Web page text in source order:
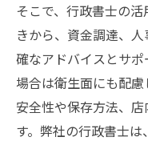
そこで、行政書士の
きから、資金調達、
確なアドバイスとサ
場合は衛生面にも配
安全性や保存方法、
す。弊社の行政書士